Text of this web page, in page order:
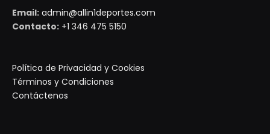
Email: admin@allin1deportes.com
Contacto: +1 346 475 5150
Política de Privacidad y Cookies
Términos y Condiciones
Contáctenos